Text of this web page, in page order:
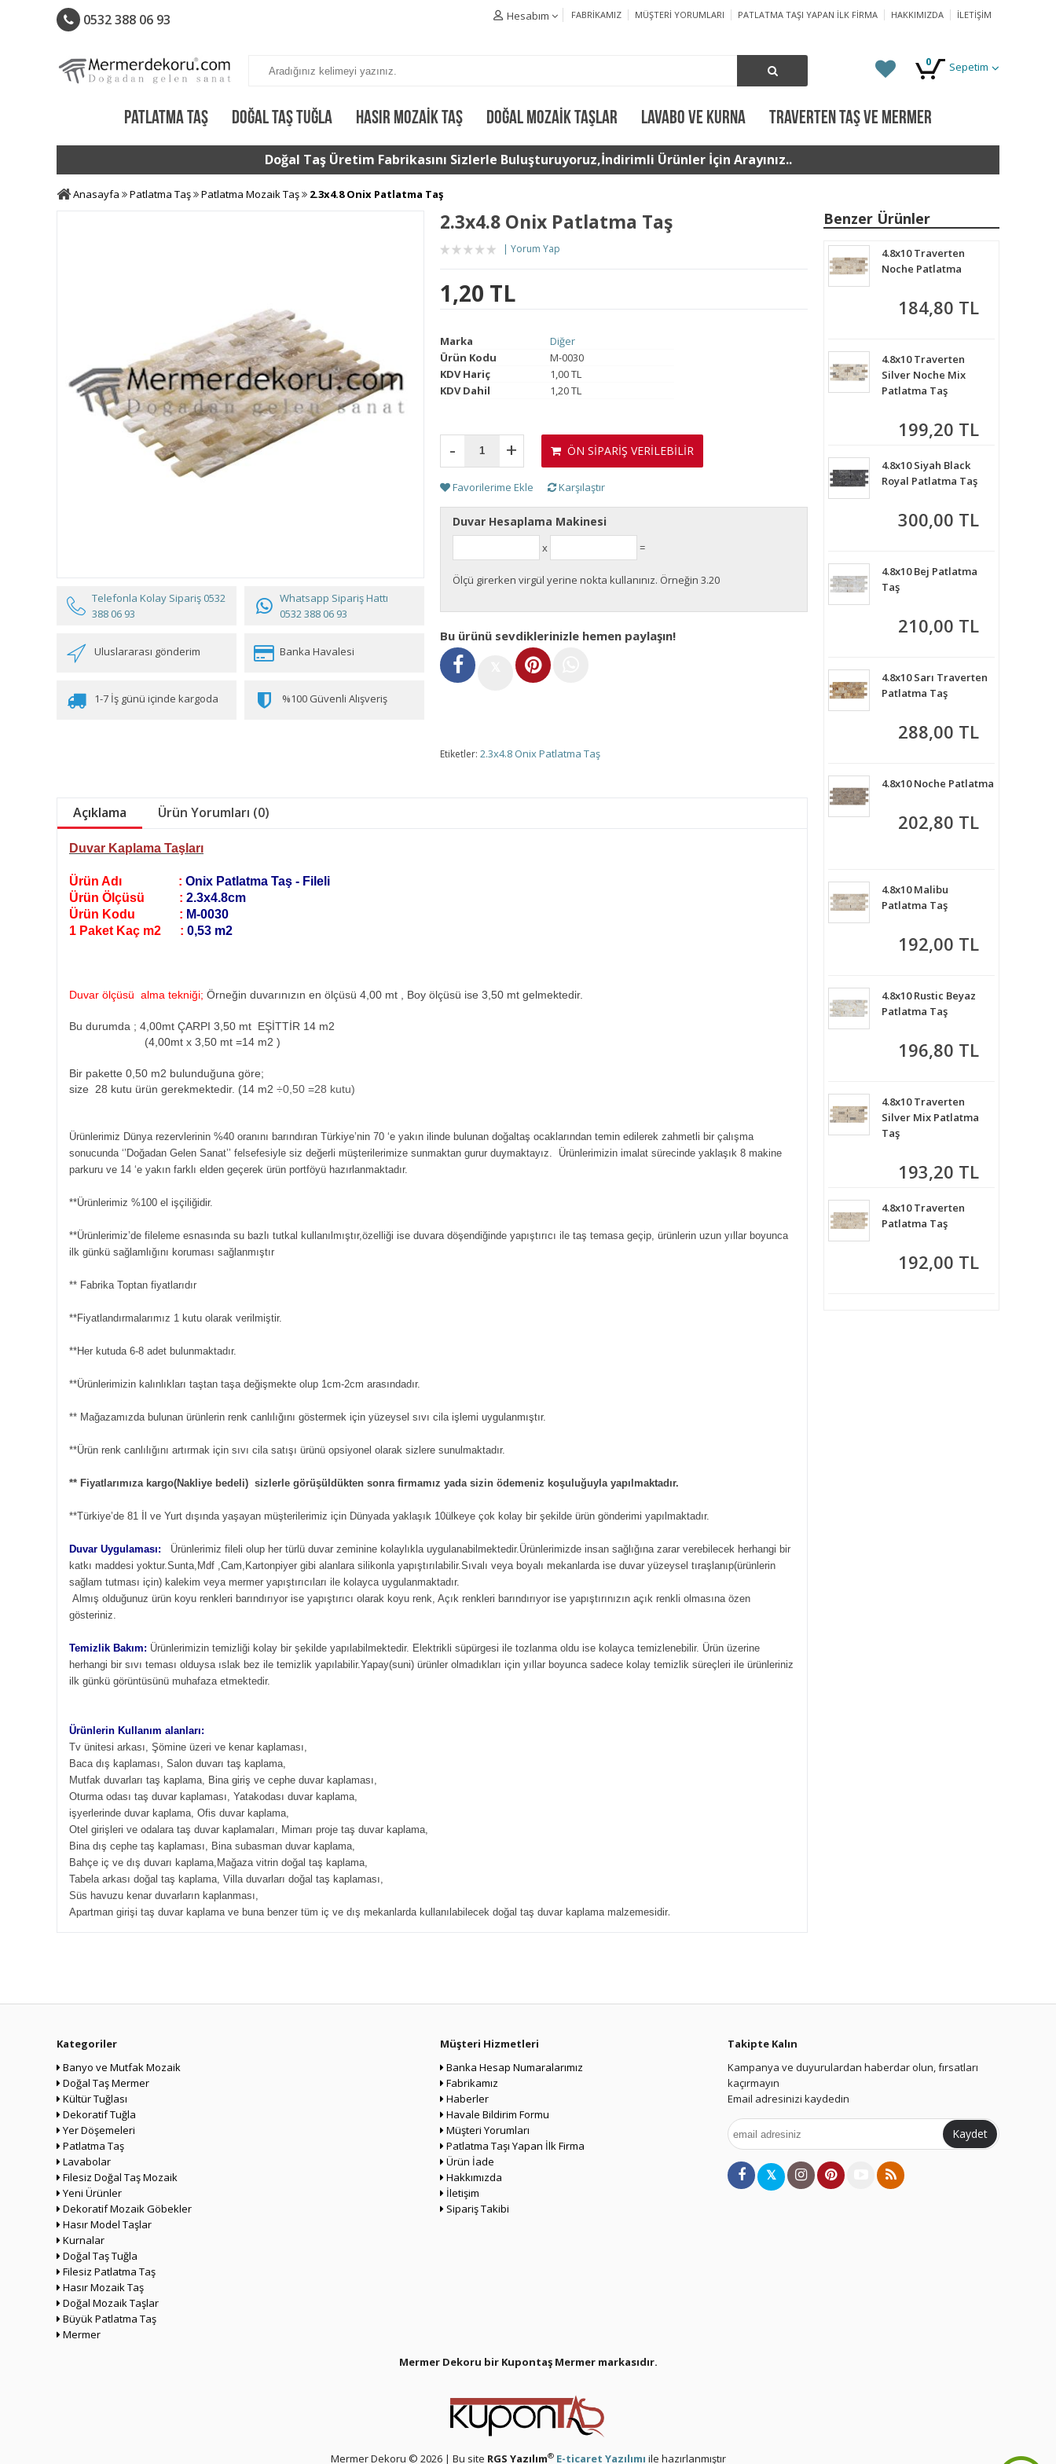
0532 388 06 93 FABRIKAMIZ MÜŞTERI YORUMLARI PATLATMA TAŞI YAPAN İLK FIRMA HAKKIMIZDA İLETIŞIM
Hesabım
Sepetim
0
PATLATMA TAŞ DOĞAL TAŞ TUĞLA HASIR MOZAIK TAŞ DOĞAL MOZAIK TAŞLAR LAVABO VE KURNA TRAVERTEN TAŞ VE MERMER
Doğal Taş Üretim Fabrikasını Sizlerle Buluşturuyoruz,İndirimli Ürünler İçin Arayınız..
Anasayfa Patlatma Taş Patlatma Mozaik Taş 2.3x4.8 Onix Patlatma Taş
Telefonla Kolay Sipariş 0532
388 06 93
Whatsapp Sipariş Hattı
0532 388 06 93
Uluslararası gönderim Banka Havalesi
1-7 İş günü içinde kargoda %100 Güvenli Alışveriş
2.3x4.8 Onix Patlatma Taş
Yorum Yap
1,20 TL
Marka
Diğer
Ürün Kodu
M-0030
KDV Hariç
1,00 TL
KDV Dahil
1,20 TL
- +
Favorilerime Ekle Karşılaştır
Duvar Hesaplama Makinesi
x =
Ölçü girerken virgül yerine nokta kullanınız. Örneğin 3.20
ÖN SİPARİŞ VERİLEBİLİR
Bu ürünü sevdiklerinizle hemen paylaşın!
Etiketler: 2.3x4.8 Onix Patlatma Taş
Açıklama Ürün Yorumları (0)
Duvar Kaplama Taşları
Ürün Adı : Onix Patlatma Taş - Fileli
Ürün Ölçüsü : 2.3x4.8cm
Ürün Kodu : M-0030
1 Paket Kaç m2 : 0,53 m2
Duvar ölçüsü alma tekniği; Örneğin duvarınızın en ölçüsü 4,00 mt , Boy ölçüsü ise 3,50 mt gelmektedir.
Bu durumda ; 4,00mt ÇARPI 3,50 mt EŞİTTİR 14 m2
(4,00mt x 3,50 mt =14 m2 )
Bir pakette 0,50 m2 bulunduğuna göre;
size 28 kutu ürün gerekmektedir. (14 m2 ÷0,50 =28 kutu)
Ürünlerimiz Dünya rezervlerinin %40 oranını barındıran Türkiye’nin 70 ‘e yakın ilinde bulunan doğaltaş ocaklarından temin edilerek zahmetli bir çalışma
sonucunda ‘’Doğadan Gelen Sanat’’ felsefesiyle siz değerli müşterilerimize sunmaktan gurur duymaktayız. Ürünlerimizin imalat sürecinde yaklaşık 8 makine
parkuru ve 14 ‘e yakın farklı elden geçerek ürün portföyü hazırlanmaktadır.
**Ürünlerimiz %100 el işçiliğidir.
**Ürünlerimiz’de fileleme esnasında su bazlı tutkal kullanılmıştır,özelliği ise duvara döşendiğinde yapıştırıcı ile taş temasa geçip, ürünlerin uzun yıllar boyunca
ilk günkü sağlamlığını koruması sağlanmıştır
** Fabrika Toptan fiyatlarıdır
**Fiyatlandırmalarımız 1 kutu olarak verilmiştir.
**Her kutuda 6-8 adet bulunmaktadır.
**Ürünlerimizin kalınlıkları taştan taşa değişmekte olup 1cm-2cm arasındadır.
** Mağazamızda bulunan ürünlerin renk canlılığını göstermek için yüzeysel sıvı cila işlemi uygulanmıştır.
**Ürün renk canlılığını artırmak için sıvı cila satışı ürünü opsiyonel olarak sizlere sunulmaktadır.
** Fiyatlarımıza kargo(Nakliye bedeli) sizlerle görüşüldükten sonra firmamız yada sizin ödemeniz koşuluğuyla yapılmaktadır.
**Türkiye’de 81 İl ve Yurt dışında yaşayan müşterilerimiz için Dünyada yaklaşık 10ülkeye çok kolay bir şekilde ürün gönderimi yapılmaktadır.
Duvar Uygulaması:
Ürünlerimiz fileli olup her türlü duvar zeminine kolaylıkla uygulanabilmektedir.Ürünlerimizde insan sağlığına zarar verebilecek herhangi bir
katkı maddesi yoktur.Sunta,Mdf ,Cam,Kartonpiyer gibi alanlara silikonla yapıştırılabilir.Sıvalı veya boyalı mekanlarda ise duvar yüzeysel tıraşlanıp(ürünlerin
sağlam tutması için) kalekim veya mermer yapıştırıcıları ile kolayca uygulanmaktadır.
Almış olduğunuz ürün koyu renkleri barındırıyor ise yapıştırıcı olarak koyu renk, Açık renkleri barındırıyor ise yapıştırınızın açık renkli olmasına özen
gösteriniz.
Temizlik Bakım: Ürünlerimizin temizliği kolay bir şekilde yapılabilmektedir. Elektrikli süpürgesi ile tozlanma oldu ise kolayca temizlenebilir. Ürün üzerine
herhangi bir sıvı teması olduysa ıslak bez ile temizlik yapılabilir.Yapay(suni) ürünler olmadıkları için yıllar boyunca sadece kolay temizlik süreçleri ile ürünleriniz
ilk günkü görüntüsünü muhafaza etmektedir.
Ürünlerin Kullanım alanları:
Tv ünitesi arkası, Şömine üzeri ve kenar kaplaması,
Baca dış kaplaması, Salon duvarı taş kaplama,
Mutfak duvarları taş kaplama, Bina giriş ve cephe duvar kaplaması,
Oturma odası taş duvar kaplaması, Yatakodası duvar kaplama,
işyerlerinde duvar kaplama, Ofis duvar kaplama,
Otel girişleri ve odalara taş duvar kaplamaları, Mimarı proje taş duvar kaplama,
Bina dış cephe taş kaplaması, Bina subasman duvar kaplama,
Bahçe iç ve dış duvarı kaplama,Mağaza vitrin doğal taş kaplama,
Tabela arkası doğal taş kaplama, Villa duvarları doğal taş kaplaması,
Süs havuzu kenar duvarların kaplanması,
Apartman girişi taş duvar kaplama ve buna benzer tüm iç ve dış mekanlarda kullanılabilecek doğal taş duvar kaplama malzemesidir.
Benzer Ürünler
4.8x10 Traverten
Noche Patlatma
184,80 TL
4.8x10 Traverten
Silver Noche Mix
Patlatma Taş
199,20 TL
4.8x10 Siyah Black
Royal Patlatma Taş
300,00 TL
4.8x10 Bej Patlatma
Taş
210,00 TL
4.8x10 Sarı Traverten
Patlatma Taş
288,00 TL
4.8x10 Noche Patlatma
202,80 TL
4.8x10 Malibu
Patlatma Taş
192,00 TL
4.8x10 Rustic Beyaz
Patlatma Taş
196,80 TL
4.8x10 Traverten
Silver Mix Patlatma
Taş
193,20 TL
4.8x10 Traverten
Patlatma Taş
192,00 TL
Kategoriler
Banyo ve Mutfak Mozaik
Doğal Taş Mermer
Kültür Tuğlası
Dekoratif Tuğla
Yer Döşemeleri
Patlatma Taş
Lavabolar
Filesiz Doğal Taş Mozaik
Yeni Ürünler
Dekoratif Mozaik Göbekler
Hasır Model Taşlar
Kurnalar
Doğal Taş Tuğla
Filesiz Patlatma Taş
Hasır Mozaik Taş
Doğal Mozaik Taşlar
Büyük Patlatma Taş
Mermer
Müşteri Hizmetleri
Banka Hesap Numaralarımız
Fabrikamız
Haberler
Havale Bildirim Formu
Müşteri Yorumları
Patlatma Taşı Yapan İlk Firma
Ürün İade
Hakkımızda
İletişim
Sipariş Takibi
Takipte Kalın
Kampanya ve duyurulardan haberdar olun, fırsatları
kaçırmayın
Email adresinizi kaydedin
Kaydet
𝕏
Mermer Dekoru bir Kupontaş Mermermarkasıdır.
Mermer Dekoru © 2026 | Bu site RGS Yazılım® E-ticaret Yazılımı ile hazırlanmıştır